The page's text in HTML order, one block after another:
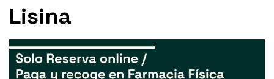
Lisina